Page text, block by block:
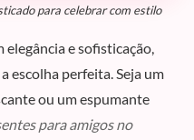
para celebrar com estilo
e sofisticação,
escolha perfeita. Seja um
ou um espumante
para amigos no